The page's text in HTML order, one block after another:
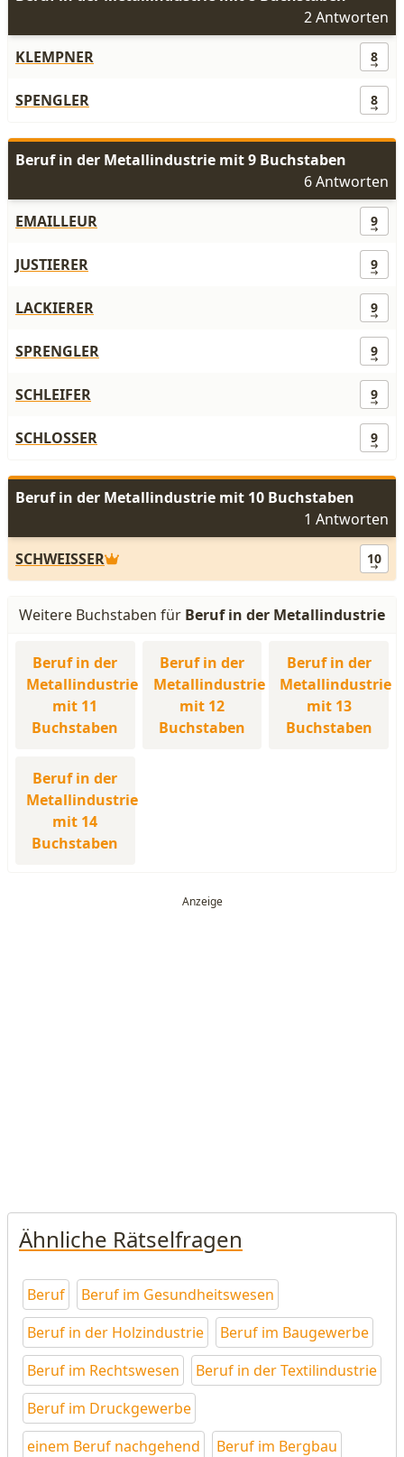
2 Antworten
KLEMPNER
8
SPENGLER 8
Beruf in der Metallindustrie mit 9 Buchstaben
6 Antworten
EMAILLEUR
9
JUSTIERER 9
LACKIERER 9
SPRENGLER 9
SCHLEIFER 9
SCHLOSSER 9
Beruf in der Metallindustrie mit 10 Buchstaben
1 Antworten
SCHWEISSER
10
Weitere Buchstaben für Beruf in der Metallindustrie
Beruf in der
Metallindustrie
mit 11
Buchstaben
Beruf in der
Metallindustrie
mit 12
Buchstaben
Beruf in der
Metallindustrie
mit 13
Buchstaben
Beruf in der
Metallindustrie
mit 14
Buchstaben
Ähnliche Rätselfragen
Beruf
Beruf im Gesundheitswesen
Beruf in der Holzindustrie
Beruf im Baugewerbe
Beruf im Rechtswesen
Beruf in der Textilindustrie
Beruf im Druckgewerbe
einem Beruf nachgehend
Beruf im Bergbau